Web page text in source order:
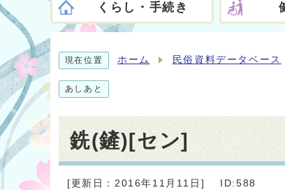
くらし・手続き
現在位置 ホーム 民俗資料データベース
あしあと
銑(鏟)[セン]
[更新日：2016年11月11日] ID:588